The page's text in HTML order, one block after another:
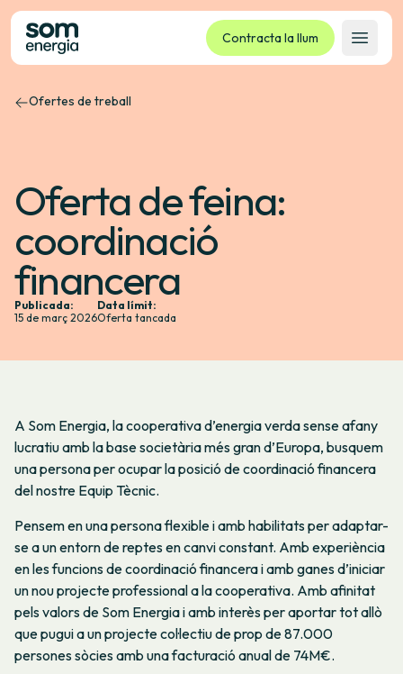
Contracta la llum
Obrir
Tarifes
La cooperativa
Contacte
Tràmits
Oficina virtual
Idioma: ES CA GL EU
Ofertes de treball
Oferta de feina:
coordinació
financera
Publicada:
15 de març 2026
Data límit:
Oferta tancada
A Som Energia, la cooperativa d’energia verda sense afany
lucratiu amb la base societària més gran d’Europa, busquem
una persona per ocupar la posició de coordinació financera
del nostre Equip Tècnic.
Pensem en una persona flexible i amb habilitats per adaptar-
se a un entorn de reptes en canvi constant. Amb experiència
en les funcions de coordinació financera i amb ganes d’iniciar
un nou projecte professional a la cooperativa. Amb afinitat
pels valors de Som Energia i amb interès per aportar tot allò
que pugui a un projecte col·lectiu de prop de 87.000
persones sòcies amb una facturació anual de 74M€.